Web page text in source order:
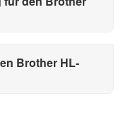
Brother HL-